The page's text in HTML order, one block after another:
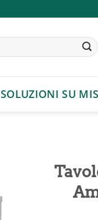
SOLUZIONI SU